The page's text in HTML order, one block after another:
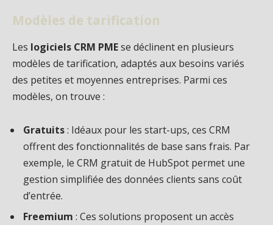
Modèles de tarification
Les logiciels CRM PMEse déclinent en plusieurs
modèles de tarification, adaptés aux besoins variés
des petites et moyennes entreprises. Parmi ces
modèles, on trouve :
Gratuits: Idéaux pour les start-ups, ces CRM
offrent des fonctionnalités de base sans frais. Par
exemple, le CRM gratuit de HubSpot permet une
gestion simplifiée des données clients sans coût
d’entrée.
Freemium : Ces solutions proposent un accès